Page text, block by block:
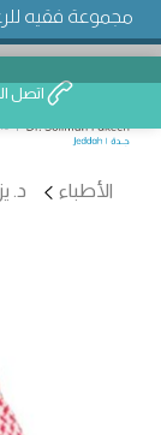
مجموعة فقيه
اتصل
الأطباء د.